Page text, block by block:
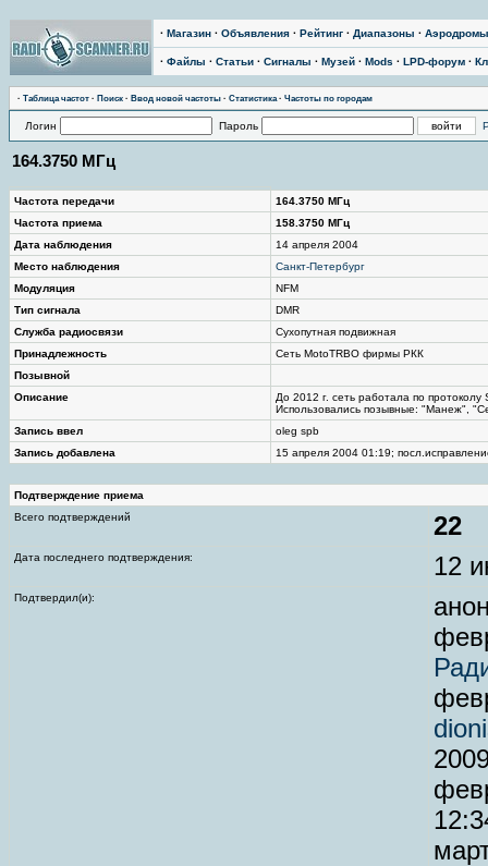
· Магазин · Объявления · Рейтинг · Диапазоны · Аэродромы
· Файлы · Статьи · Сигналы · Музей · Mods · LPD-форум ·
· Таблица частот · Поиск · Ввод новой частоты · Статистика· Частоты по городам
Логин Пароль
164.3750 МГц
Частота передачи
164.3750 МГц
Частота приема
158.3750 МГц
Дата наблюдения
14 апреля 2004
Место наблюдения
Санкт-Петербург
Модуляция
NFM
Тип сигнала
DMR
Служба радиосвязи
Сухопутная подвижная
Принадлежность
Сеть MotoTRBO фирмы РКК
Позывной
Описание
До 2012 г. сеть работала по протоколу
Использовались позывные: "Манеж",
Запись ввел
oleg spb
Запись добавлена
15 апреля 2004 01:19;
Подтверждение приема
Всего подтверждений
22
Дата последнего подтверждения: 12
Подтвердил(и):